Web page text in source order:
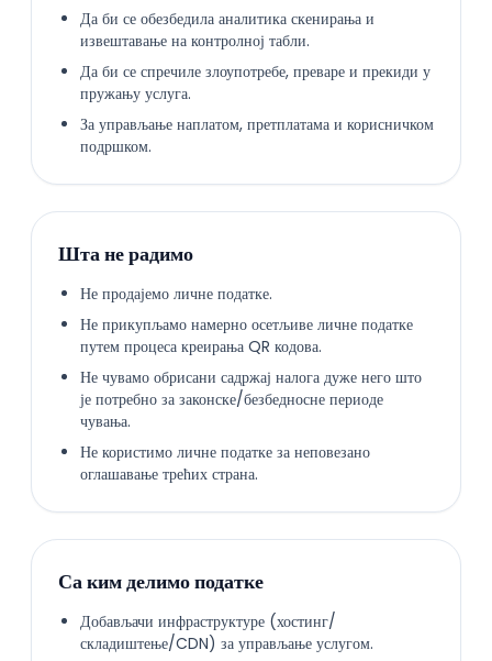
Да би се обезбедила аналитика скенирања и
извештавање на контролној табли.
Да би се спречиле злоупотребе, преваре и прекиди у
пружању услуга.
За управљање наплатом, претплатама и корисничком
подршком.
Шта не радимо
Не продајемо личне податке.
Не прикупљамо намерно осетљиве личне податке
путем процеса креирања QR кодова.
Не чувамо обрисани садржај налога дуже него што
је потребно за законске/безбедносне периоде
чувања.
Не користимо личне податке за неповезано
оглашавање трећих страна.
Са ким делимо податке
Добављачи инфраструктуре (хостинг/
складиштење/CDN) за управљање услугом.